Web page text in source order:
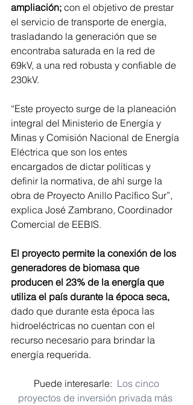
ampliación; con el objetivo de prestar
el servicio de transporte de energía,
trasladando la generación que se
encontraba saturada en la red de
69kV, a una red robusta y confiable de
230kV.
“Este proyecto surge de la planeación
integral del Ministerio de Energía y
Minas y Comisión Nacional de Energía
Eléctrica que son los entes
encargados de dictar políticas y
definir la normativa, de ahí surge la
obra de Proyecto Anillo Pacífico Sur”,
explica José Zambrano, Coordinador
Comercial de EEBIS.
El proyecto permite la conexión de los
generadores de biomasa que
producen el 23% de la energía que
utiliza el país durante la época seca,
dado que durante esta época las
hidroeléctricas no cuentan con el
recurso necesario para brindar la
energía requerida.
Puede interesarle: Los cinco
proyectos de inversión privada más